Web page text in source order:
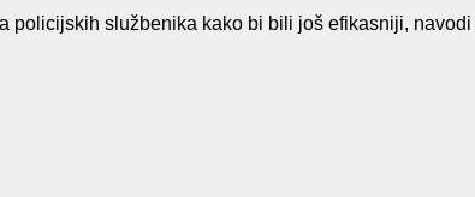
policijskih službenika kako bi bili još efikasniji,